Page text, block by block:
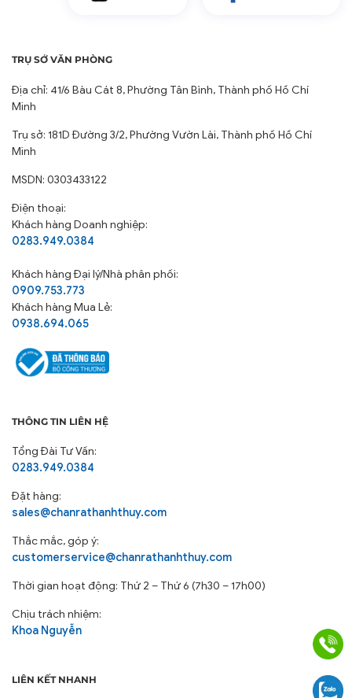
TRỤ SỞ VĂN PHÒNG
Địa chỉ: 41/6 Bàu Cát 8, Phường Tân Bình, Thành phố Hồ Chí
Minh
Trụ sở: 181D Đường 3/2, Phường Vườn Lài, Thành phố Hồ Chí
Minh
MSDN: 0303433122
Điện thoại:
Khách hàng Doanh nghiệp:
0283.949.0384
Khách hàngĐại lý/Nhà phân phối:
0909.753.773
Khách hàng Mua Lẻ:
0938.694.065
THÔNG TIN LIÊN HỆ
Tổng Đài Tư Vấn:
0283.949.0384
Đặt hàng:
sales@chanrathanhthuy.com
Thắc mắc, góp ý:
customerservice@chanrathanhthuy.com
Thời gian hoạt động: Thứ 2 – Thứ 6 (7h30 – 17h00)
Chịu trách nhiệm:
Khoa Nguyễn
LIÊN KẾT NHANH